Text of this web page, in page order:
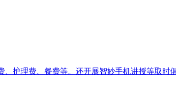
护理费、餐费等。还开展智妙手机讲授等取时